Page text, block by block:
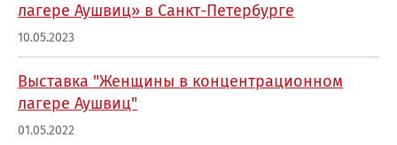
лагере Аушвиц» в Санкт-Петербурге
10.05.2023
Выставка "Женщины в концентрационном
лагере Аушвиц"
01.05.2022